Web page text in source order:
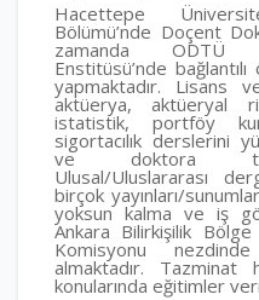
Hacettepe
Bölümü’nde Doçent
zamanda ODTÜ
Enstitüsü’nde
yapmaktadır. Lisans
aktüerya, aktüeryal
istatistik, portföy
sigortacılık derslerini
ve doktora
Ulusal/Uluslararası
birçok yayınları/
yoksun kalma ve iş
Ankara Bilirkişilik
Komisyonu
almaktadır. Tazminat
konularında eğitimler